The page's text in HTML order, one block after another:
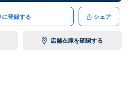
に登録する シェア
店舗在庫を確認する